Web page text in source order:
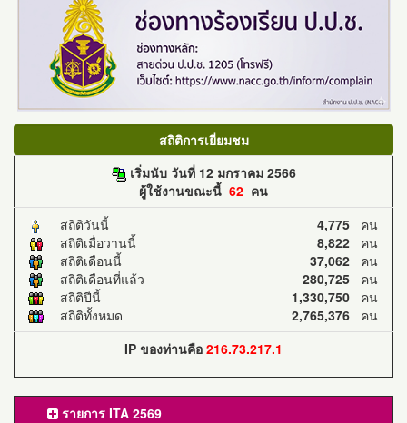
สถิติการเยี่ยมชม
เริ่มนับ วันที่ 12 มกราคม 2566
ผู้ใช้งานขณะนี้ 62 คน
สถิติวันนี้
4,775 คน
สถิติเมื่อวานนี้
8,822 คน
สถิติเดือนนี้
37,062 คน
สถิติเดือนที่แล้ว
280,725 คน
สถิติปีนี้
1,330,750 คน
สถิติทั้งหมด
2,765,376 คน
IP ของท่านคือ 216.73.217.1
รายการ ITA 2569